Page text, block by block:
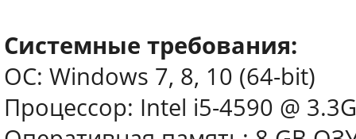
Системные требования:
ОС: Windows 7, 8, 10 (64-bit)
Процессор: Intel i5-4590 @